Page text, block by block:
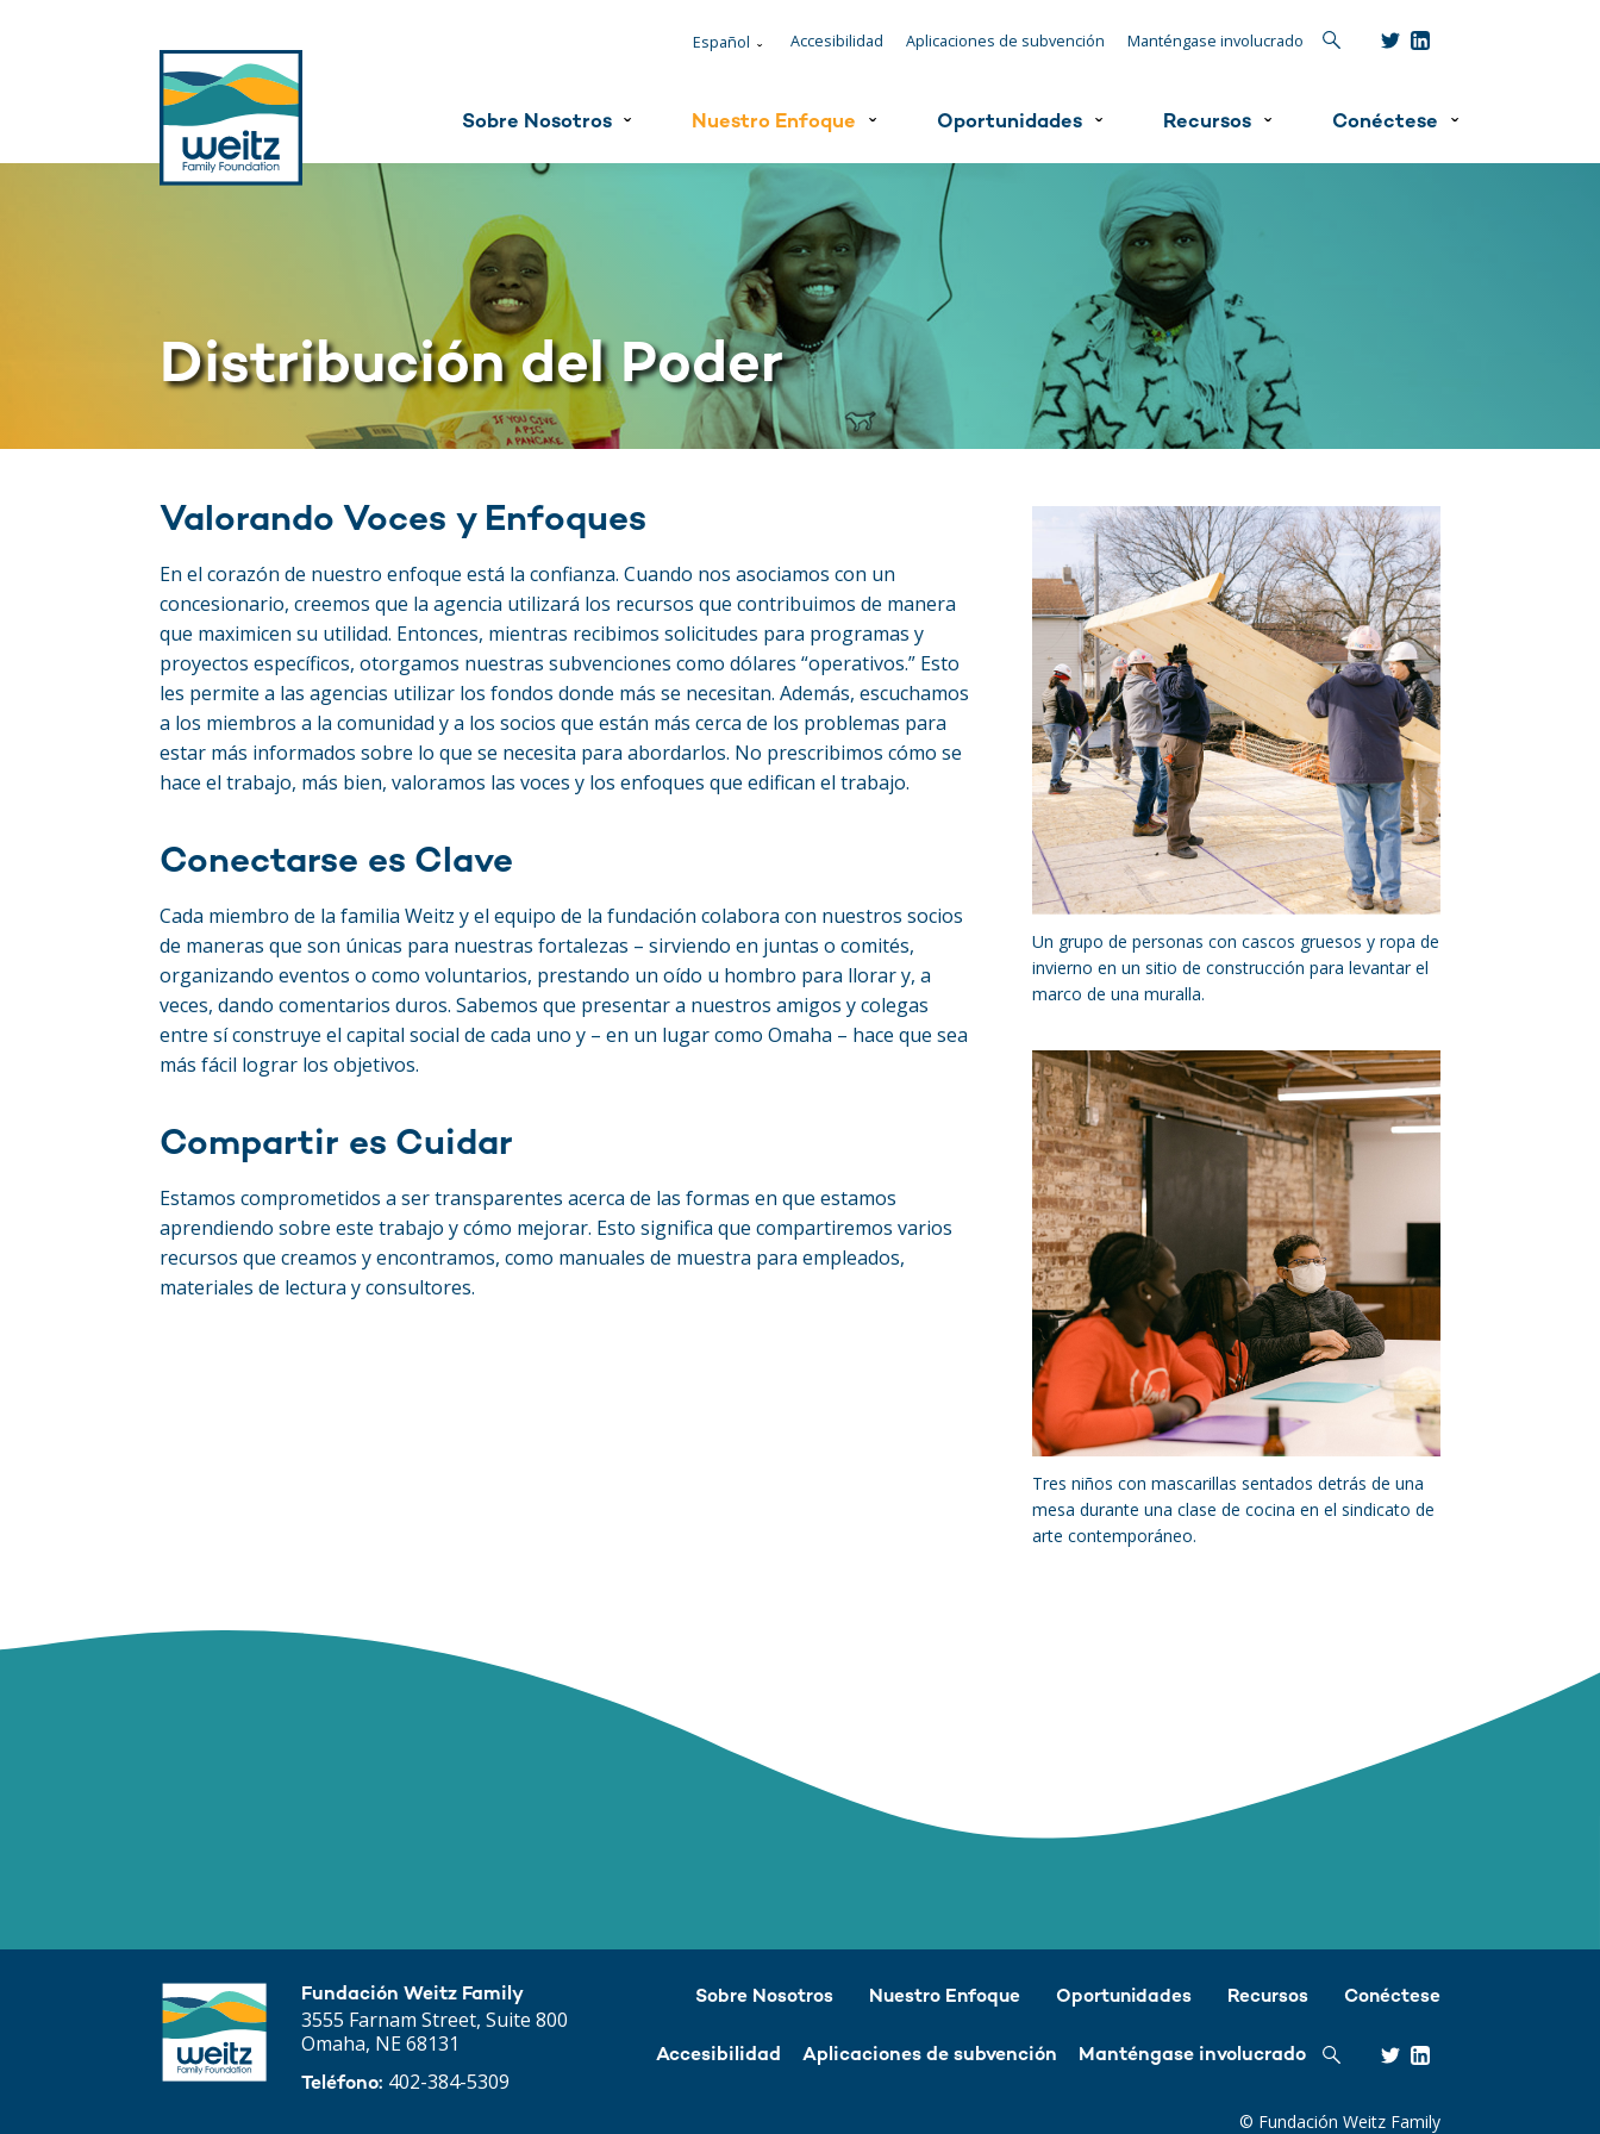
Español ˇ Accesibilidad Aplicaciones de subvención Manténgase involucrado
Búsqueda
Sobre Nosotros ˇ Nuestro Enfoque ˇ Oportunidades ˇ Recursos ˇ Conéctese ˇ
Distribución del Poder
Valorando Voces y Enfoques
En el corazón de nuestro enfoque está la confianza. Cuando nos asociamos con un
concesionario, creemos que la agencia utilizará los recursos que contribuimos de manera
que maximicen su utilidad. Entonces, mientras recibimos solicitudes para programas y
proyectos específicos, otorgamos nuestras subvenciones como dólares “operativos.” Esto
les permite a las agencias utilizar los fondos donde más se necesitan. Además, escuchamos
a los miembros a la comunidad y a los socios que están más cerca de los problemas para
estar más informados sobre lo que se necesita para abordarlos. No prescribimos cómo se
hace el trabajo, más bien, valoramos las voces y los enfoques que edifican el trabajo.
Conectarse es Clave
Cada miembro de la familia Weitz y el equipo de la fundación colabora con nuestros socios
de maneras que son únicas para nuestras fortalezas – sirviendo en juntas o comités,
organizando eventos o como voluntarios, prestando un oído u hombro para llorar y, a
veces, dando comentarios duros. Sabemos que presentar a nuestros amigos y colegas
entre sí construye el capital social de cada uno y – en un lugar como Omaha – hace que sea
más fácil lograr los objetivos.
Compartir es Cuidar
Estamos comprometidos a ser transparentes acerca de las formas en que estamos
aprendiendo sobre este trabajo y cómo mejorar. Esto significa que compartiremos varios
recursos que creamos y encontramos, como manuales de muestra para empleados,
materiales de lectura y consultores.
Un grupo de personas con cascos gruesos y ropa de
invierno en un sitio de construcción para levantar el
marco de una muralla.
Tres niños con mascarillas sentados detrás de una
mesa durante una clase de cocina en el sindicato de
arte contemporáneo.
Fundación Weitz Family
3555 Farnam Street, Suite 800
Omaha, NE 68131
Teléfono: 402-384-5309
Sobre Nosotros Nuestro Enfoque Oportunidades Recursos Conéctese
Accesibilidad Aplicaciones de subvención Manténgase involucrado
Búsqueda
© Fundación Weitz Family